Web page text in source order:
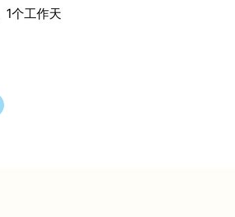
1个工作天